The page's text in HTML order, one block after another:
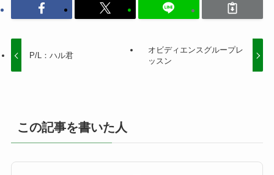
P/L：ハル君
オビディエンスグループレ
ッスン
この記事を書いた人